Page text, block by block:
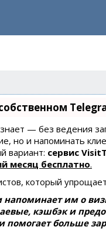
— без ведения
но и напоминать
вариант: сервис
месяц бесплатно.
который
напоминает им о
кэшбэк и
помогает больше